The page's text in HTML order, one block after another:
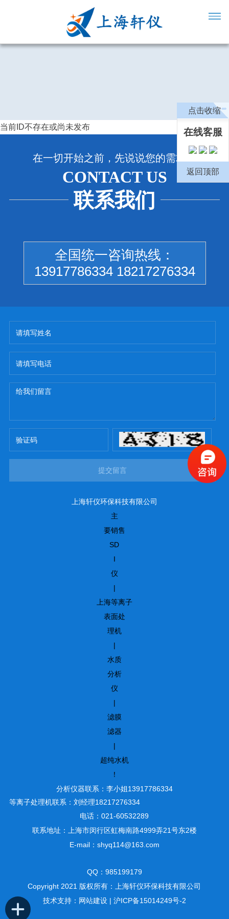
当前ID不存在或尚未发布
在一切开始之前，先说说您的需求吧
CONTACT US
联系我们
全国统一咨询热线：
13917786334 18217276334
提交留言
上海轩仪环保科技有限公司
主
要销售
SD
I
仪
|
上海等离子
表面处
理机
|
水质
分析
仪
|
滤膜
滤器
|
超纯水机
！
分析仪器联系：李小姐13917786334
等离子处理机联系：刘经理18217276334
电话：021-60532289
联系地址：上海市闵行区虹梅南路4999弄21号东2楼
E-mail：shyq114@163.com
QQ：985199179
Copyright 2021 版权所有：上海轩仪环保科技有限公司
技术支持： 网站建设| 沪ICP备15014249号-2
点击收缩
在线客服
返回顶部